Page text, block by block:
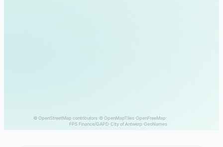
© OpenStreetMap contributors·© OpenMapTiles·OpenFreeMap·
FPS Finance/GAPD·City of Antwerp·GeoNames